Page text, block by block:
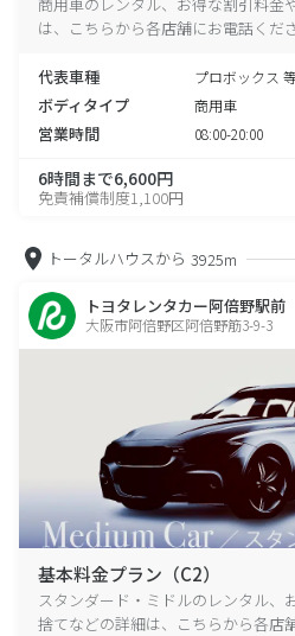
は、こちらから各店舗にお電話くださ
代表車種 プロボックス
ボディタイプ 商用車
営業時間 08:00-20:00
6時間まで6,600円
免責補償制度1,100円
トータルハウスから 3925m
トヨタレンタカー阿倍野駅前
大阪市阿倍野区阿倍野筋3-9-3
基本料金プラン（C2）
スタンダード・ミドルのレンタル、
捨てなどの詳細は、こちらから各店